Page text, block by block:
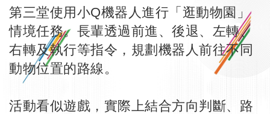
第三堂使用小Q機器人進行「逛動物園」
情境任務。長輩透過前進、後退、左轉、
右轉及執行等指令，規劃機器人前往不同
動物位置的路線。
活動看似遊戲，實際上結合方向判斷、路